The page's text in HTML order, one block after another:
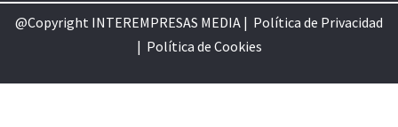
@Copyright INTEREMPRESAS MEDIA | Política de Privacidad
| Política de Cookies